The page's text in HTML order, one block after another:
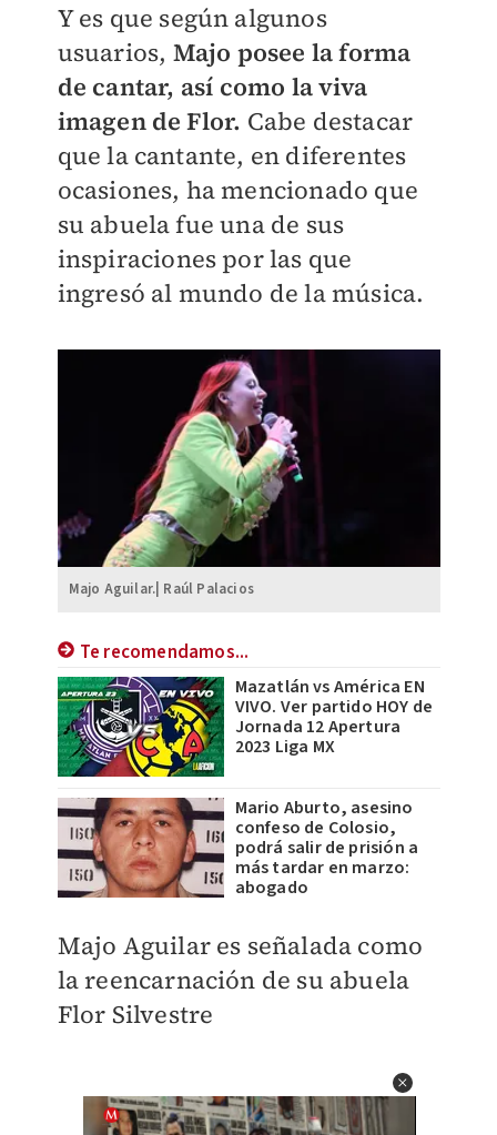
Y es que según algunos
usuarios, Majo posee la forma
de cantar, así como la viva
imagen de Flor. Cabe destacar
que la cantante, en diferentes
ocasiones, ha mencionado que
su abuela fue una de sus
inspiraciones por las que
ingresó al mundo de la música.
Majo Aguilar.| Raúl Palacios
Te recomendamos...
Mazatlán vs América EN
VIVO. Ver partido HOY de
Jornada 12 Apertura
2023 Liga MX
Mario Aburto, asesino
confeso de Colosio,
podrá salir de prisión a
más tardar en marzo:
abogado
Majo Aguilar es señalada como
la reencarnación de su abuela
Flor Silvestre